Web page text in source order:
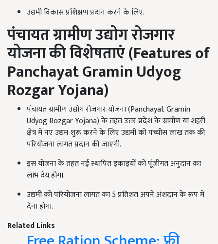
उद्यमी विकास प्रशिक्षण प्रदान करने के लिए.
पंचायत ग्रामीण उद्योग रोजगार
योजना की विशेषताएं (Features of
Panchayat Gramin Udyog
Rozgar Yojana)
पंचायत ग्रामीण उद्योग रोजगार योजना (Panchayat Gramin
Udyog Rozgar Yojana) के तहत उत्तर प्रदेश के ग्रामीण या शहरी
क्षेत्र में नए उद्यम शुरू करने के लिए उद्यमी को पच्चीस लाख तक की
परियोजना लागत प्रदान की जाएगी.
इस योजना के तहत नई स्थापित इकाइयों को पूंजीगत अनुदान का
लाभ देय होगा.
उद्यमी को परियोजना लागत का 5 प्रतिशत अपने अंशदान के रूप में
देना होगा.
Related Links